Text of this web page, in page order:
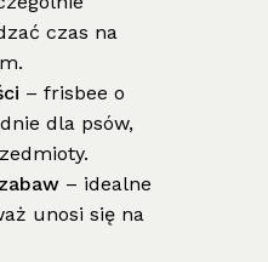
czas na
– frisbee o
dla psów,
– idealne
unosi się na